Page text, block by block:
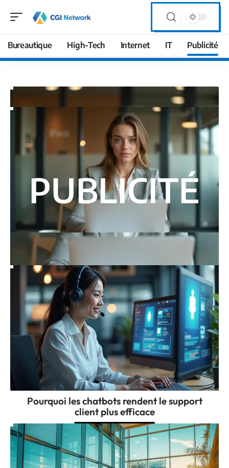
Bureautique High-Tech Internet IT Publicité
PUBLICITÉ
Compteur de caractères en ligne pour
annonces Google Ads et Facebook Ads
Pourquoi les chatbots rendent le support
client plus efficace